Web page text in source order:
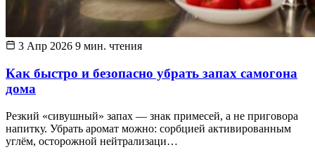
3 Апр 2026 9 мин. чтения
Как быстро и безопасно убрать запах самогона
дома
Резкий «сивушный» запах — знак примесей, а не приговора
напитку. Убрать аромат можно: сорбцией активированным
углём, осторожной нейтрализаци…